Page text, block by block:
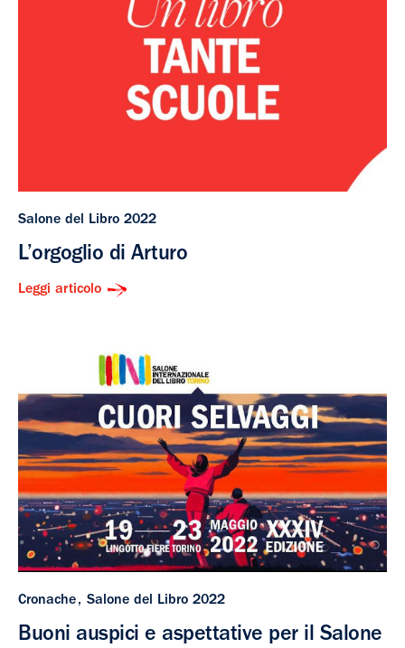
Salone del Libro 2022
L’orgoglio di Arturo
Leggi articolo
Cronache Salone del Libro 2022
Buoni auspici e aspettative per il Salone